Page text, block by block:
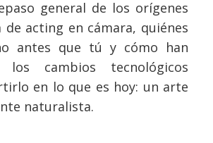
general de los orígenes
de acting en cámara, quiénes
antes que tú y cómo han
los cambios tecnológicos
en lo que es hoy: un arte
naturalista.